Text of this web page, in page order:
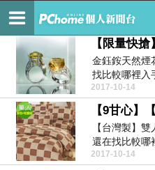
20171013N
金鈺銨天然煙
找比較哪裡入
晶寶石戒...
2017-10-14
【台灣製】
還在找比較哪
+枕套組...
2017-10-14